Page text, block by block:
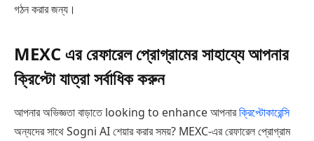
গঠন করার জন্য।
MEXC এর রেফারেল প্রোগ্রামের সাহায্যে আপনার
ক্রিপ্টো যাত্রা সর্বাধিক করুন
আপনার অভিজ্ঞতা বাড়াতে looking to enhance আপনারক্রিপ্টোকারেন্সি
অন্যদের সাথে Sogni AI শেয়ার করার সময়? MEXC-এর রেফারেল প্রোগ্রাম